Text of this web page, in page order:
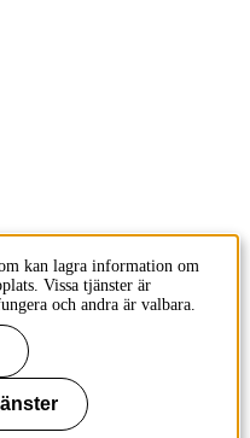
kan lagra information om
Vissa tjänster är
och andra är valbara.